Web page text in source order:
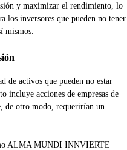
y maximizar el rendimiento, lo
los inversores que pueden no tener
mismos.
de activos que pueden no estar
incluye acciones de empresas de
de otro modo, requerirían un
ALMA MUNDI INNVIERTE